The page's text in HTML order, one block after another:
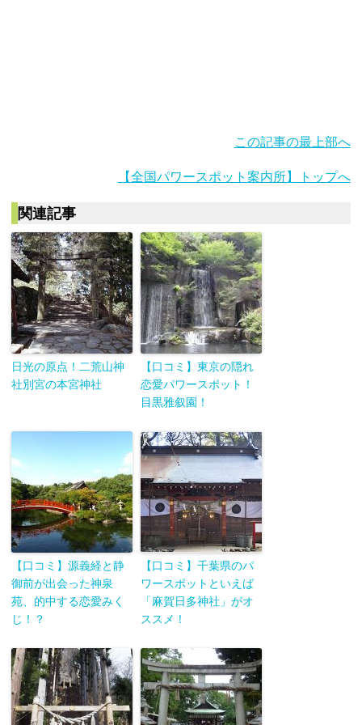
この記事の最上部へ
【全国パワースポット案内所】トップへ
関連記事
日光の原点！二荒山神
社別宮の本宮神社
【口コミ】東京の隠れ
恋愛パワースポット！
目黒雅叙園！
【口コミ】源義経と静
御前が出会った神泉
苑、的中する恋愛みく
じ！？
【口コミ】千葉県のパ
ワースポットといえば
「麻賀日多神社」がオ
ススメ！